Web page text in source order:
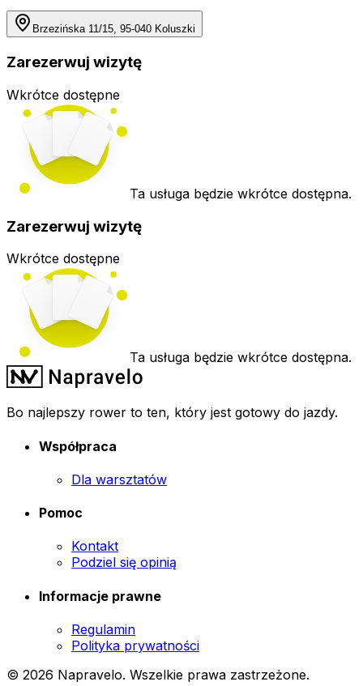
Brzezińska 11/15, 95-040 Koluszki
Zarezerwuj wizytę
Wkrótce dostępne
Ta usługa będzie wkrótce dostępna.
Zarezerwuj wizytę
Wkrótce dostępne
Ta usługa będzie wkrótce dostępna.
Bo najlepszy rower to ten, który jest gotowy do jazdy.
Współpraca
Dla warsztatów
Pomoc
Kontakt
Podziel się opinią
Informacje prawne
Regulamin
Polityka prywatności
© 2026 Napravelo. Wszelkie prawa zastrzeżone.